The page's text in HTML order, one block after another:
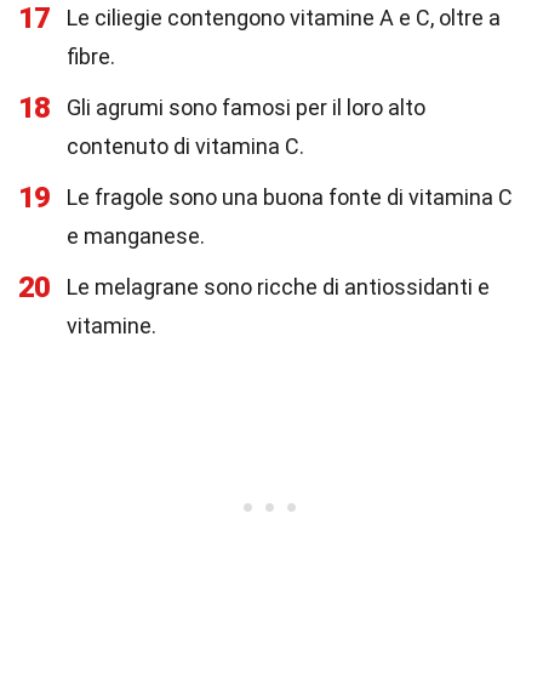
17
Le ciliegie contengono vitamine A e C, oltre a
fibre.
18
Gli agrumi sono famosi per il loro alto
contenuto di vitamina C.
19
Le fragole sono una buona fonte di vitamina C
e manganese.
20
Le melagrane sono ricche di antiossidanti e
vitamine.